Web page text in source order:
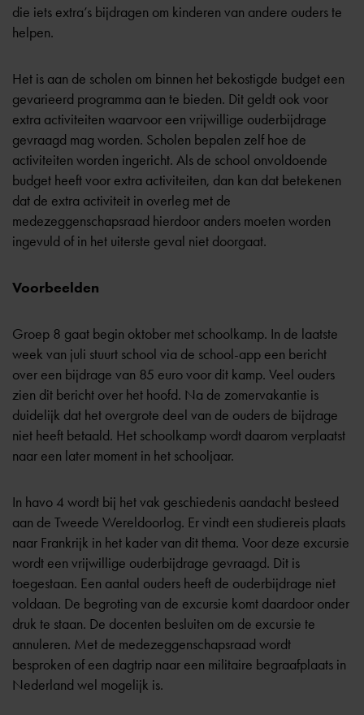
die iets extra’s bijdragen om kinderen van andere ouders te
helpen.
Het is aan de scholen om binnen het bekostigde budget een
gevarieerd programma aan te bieden. Dit geldt ook voor
extra activiteiten waarvoor een vrijwillige ouderbijdrage
gevraagd mag worden. Scholen bepalen zelf hoe de
activiteiten worden ingericht. Als de school onvoldoende
budget heeft voor extra activiteiten, dan kan dat betekenen
dat de extra activiteit in overleg met de
medezeggenschapsraad hierdoor anders moeten worden
ingevuld of in het uiterste geval niet doorgaat.
Voorbeelden
Groep 8 gaat begin oktober met schoolkamp. In de laatste
week van juli stuurt school via de school-app een bericht
over een bijdrage van 85 euro voor dit kamp. Veel ouders
zien dit bericht over het hoofd. Na de zomervakantie is
duidelijk dat het overgrote deel van de ouders de bijdrage
niet heeft betaald. Het schoolkamp wordt daarom verplaatst
naar een later moment in het schooljaar.
In havo 4 wordt bij het vak geschiedenis aandacht besteed
aan de Tweede Wereldoorlog. Er vindt een studiereis plaats
naar Frankrijk in het kader van dit thema. Voor deze excursie
wordt een vrijwillige ouderbijdrage gevraagd. Dit is
toegestaan. Een aantal ouders heeft de ouderbijdrage niet
voldaan. De begroting van de excursie komt daardoor onder
druk te staan. De docenten besluiten om de excursie te
annuleren. Met de medezeggenschapsraad wordt
besproken of een dagtrip naar een militaire begraafplaats in
Nederland wel mogelijk is.